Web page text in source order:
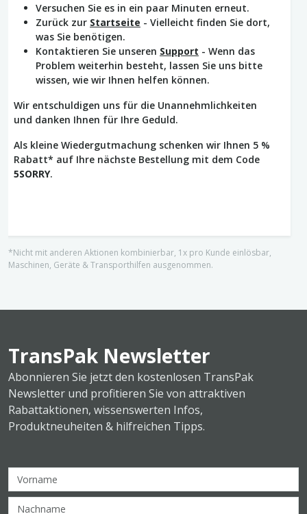
Versuchen Sie es in ein paar Minuten erneut.
Zurück zur Startseite - Vielleicht finden Sie dort,
was Sie benötigen.
Kontaktieren Sie unseren Support - Wenn das
Problem weiterhin besteht, lassen Sie uns bitte
wissen, wie wir Ihnen helfen können.
Wir entschuldigen uns für die Unannehmlichkeiten
und danken Ihnen für Ihre Geduld.
Als kleine Wiedergutmachung schenken wir Ihnen 5 %
Rabatt* auf Ihre nächste Bestellung mit dem Code
5SORRY.
*Nicht mit anderen Aktionen kombinierbar, 1x pro Kunde einlösbar,
Maschinen, Geräte & Transporthilfen ausgenommen.
TransPak Newsletter
Abonnieren Sie jetzt den kostenlosen TransPak
Newsletter und profitieren Sie von attraktiven
Rabattaktionen, wissenswerten Infos,
Produktneuheiten & hilfreichen Tipps.